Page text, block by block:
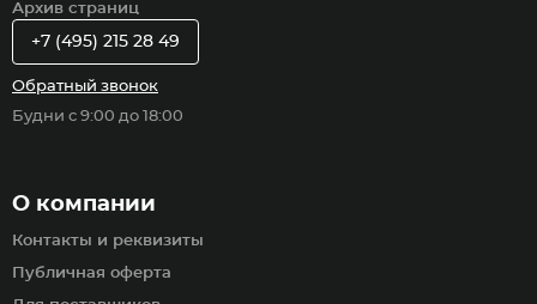
Архив страниц
О компании
Контакты и реквизиты
Публичная оферта
+7 (495) 215 28 49
Обратный звонок
Будни с 9:00 до 18:00